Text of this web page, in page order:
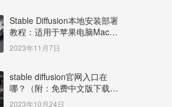
Stable Diffusion本地安装部署
教程：适用于苹果电脑Mac
OS系统M系列芯片：
MacBook/iMac等
2023年11月7日
stable diffusion官网入口在
哪？（附：免费中文版下载安
装教程）
2023年10月24日